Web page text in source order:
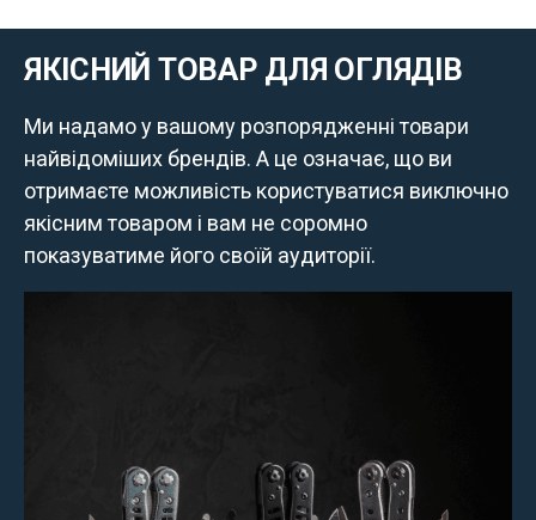
ЯКІСНИЙ ТОВАР ДЛЯ ОГЛЯДІВ
Ми надамо у вашому розпорядженні товари
найвідоміших брендів. А це означає, що ви
отримаєте можливість користуватися виключно
якісним товаром і вам не соромно
показуватиме його своїй аудиторії.